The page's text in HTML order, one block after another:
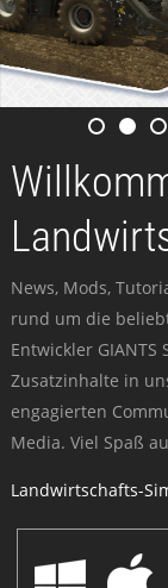
News, Mods,
rund um die
Entwickler
Zusatzinhalte in
engagierten
Media. Viel Spaß
Landwirtschafts-